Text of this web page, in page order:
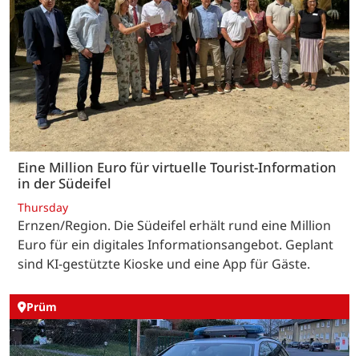
Eine Million Euro für virtuelle Tourist-Information
in der Südeifel
Thursday
Ernzen/Region. Die Südeifel erhält rund eine Million
Euro für ein digitales Informationsangebot. Geplant
sind KI-gestützte Kioske und eine App für Gäste.
Prüm